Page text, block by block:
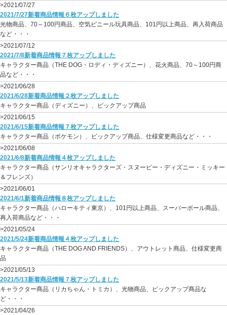
>2021/07/27
2021/7/27新着商品情報６枚アップしました
光物商品、70～100円商品、空気ビニール玩具商品、101円以上商品、再入荷商品
など・・・
>2021/07/12
2021/7/8新着商品情報７枚アップしました
キャラクター商品（THE DOG・ロディ・ディズニー）、花火商品、70～100円商
品など・・・
>2021/06/28
2021/6/28新着商品情報２枚アップしました
キャラクター商品（ディズニー）、ピックアップ商品
>2021/06/15
2021/6/15新着商品情報７枚アップしました
キャラクター商品（ポケモン）、ピックアップ商品、仕様変更商品など・・・
>2021/06/08
2021/6/8新着商品情報４枚アップしました
キャラクター商品（サンリオキャラクターズ・スヌーピー・ディズニー・ミッキー
＆フレンズ）
>2021/06/01
2021/6/1新着商品情報８枚アップしました
キャラクター商品（ハローキティ東京）、101円以上商品、スーパーボール商品、
再入荷商品など・・・
>2021/05/24
2021/5/24新着商品情報４枚アップしました
キャラクター商品（THE DOG AND FRIENDS）、アウトレット商品、仕様変更商
品
>2021/05/13
2021/5/13新着商品情報７枚アップしました
キャラクター商品（リカちゃん・トミカ）、光物商品、ピックアップ商品な
ど・・・
>2021/04/26